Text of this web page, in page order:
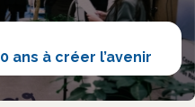
ans à créer l’avenir